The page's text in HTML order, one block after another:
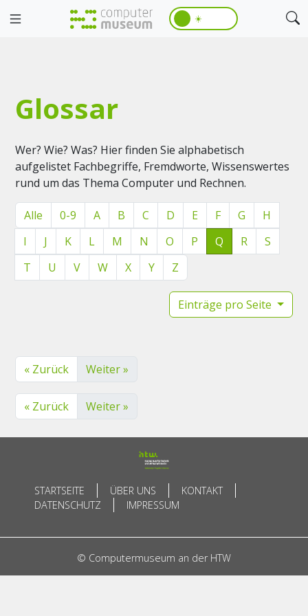
☀️
Glossar
Wer? Wie? Was? Hier finden Sie alphabetisch
aufgelistet Fachbegriffe, Fremdworte, Wissenswertes
rund um das Thema Computer und Rechnen.
Alle 0-9 A B C D E F G
H
I
J K L M N O P Q R
S
T
U V W X Y Z
Einträge pro Seite
« Zurück Weiter »
« Zurück Weiter »
STARTSEITE ÜBER UNS
KONTAKT
DATENSCHUTZ
IMPRESSUM
© Computermuseum an der HTW